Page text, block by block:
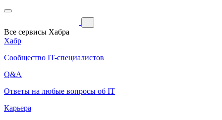
Все сервисы Хабра
Хабр
Сообщество IT-специалистов
Q&A
Ответы на любые вопросы об IT
Карьера